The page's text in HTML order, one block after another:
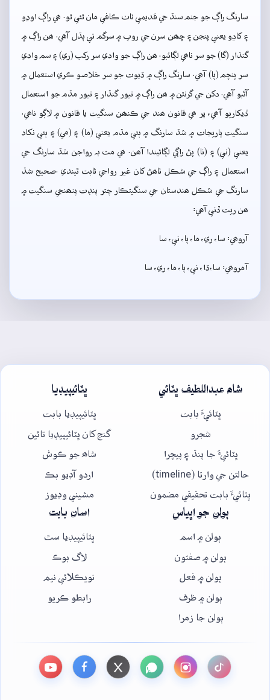
سارنگ راڳ جو جنم سنڌ جي قديمي ٺاٺ ڪافي مان ٿئي ٿو. ھي راڳ اوڍو
۽ کاڍو يعني پنجن ۽ ڇھن سرن جي روپ ۾ سرگم تي ٻڌل آهي. ھن راڳ ۾
گنڌار (گا) جو سر ناھي لڳائبو. ھن راڳ جو وادي سر رکب (ري) ۽ سم وادي
سر پنچم (پا) آھي. سارنگ راڳ ۾ ڌيوت جو سر خلاصو ڪري استعمال ۾
آڻبو آهي. دکن جي گرنٿن ۾ ھن راڳ ۾ تيور گنڌار ۽ تيور مڌم جو استعمال
ڏيکاريو آھي، پر ھي قانون ھند جي ڪنھن سنگيت يا قانون ۾ لاڳو ناھي.
سنگيت پاريجات ۾ شڌ سارنگ ۾ ٻئي مڌم يعني (ما) ۽ (مي) ۽ ٻئي نکاد
يعني (ني) ۽ (نا) پڻ راڳي لڳائيندا آھن. ھي مت بہ رواجن شڌ سارنگ جي
استعمال ۽ راڳ جي شڪل ٺاھڻ کان غير رواجي ثابت ٿيندي .صحيح شڌ
سارنگ جي شڪل ھندستان جي سنگيتڪار چتر پنڊت پنھنجي سنگيت ۾
ھن ريت ڏني آهي:
آروھي: سا، ري، ما، پا، ني، سا
آمروھي: سا،ڌا، ني، پا، ما، ري، سا
شاھ عبداللطيف ڀٽائي
ڀٽائيءَ بابت
شجرو
ڀٽائيءَ جا پنڌ ۽ پيچرا
حالتن جي وارتا (timeline)
ڀٽائيءَ بابت تحقيقي مضمون
ڀٽائيپيڊيا
ڀٽائيپيڊيا بابت
گنج کان ڀٽائيپيڊيا تائين
شاھ جو ڪوش
اردو آڊيو بڪ
مشيني وڊيوز
ٻولن جو اڀياس
ٻولن ۾ اسم
ٻولن ۾ صفتون
ٻولن ۾ فعل
ٻولن ۾ ظرف
ٻولن جا زمرا
اسان بابت
ڀٽائيپيڊيا سٿ
لاگ بوڪ
نويڪلائي نيم
رابطو ڪريو